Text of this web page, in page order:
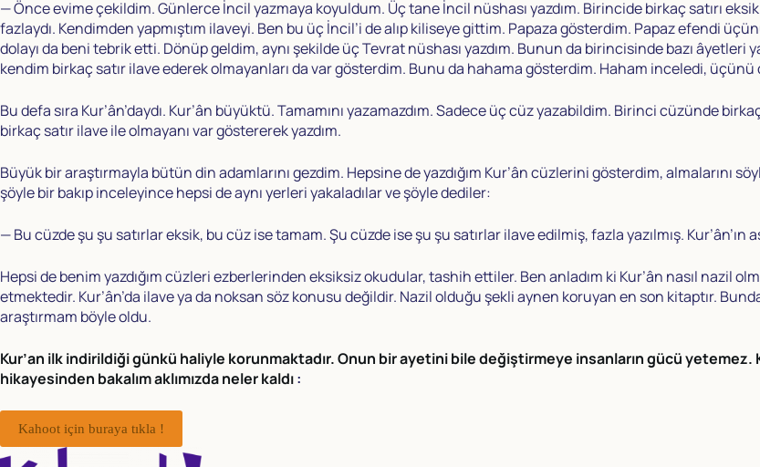
— Önce evime çekildim. Günlerce İncil yazmaya koyuldum. Üç tane İncil nüshası yazdım. Birincide birkaç satırı
fazlaydı. Kendimden yapmıştım ilaveyi. Ben bu üç İncil’i de alıp kiliseye gittim. Papaza gösterdim. Papaz efendi
dolayı da beni tebrik etti. Dönüp geldim, aynı şekilde üç Tevrat nüshası yazdım. Bunun da birincisinde bazı âyetleri
kendim birkaç satır ilave ederek olmayanları da var gösterdim. Bunu da hahama gösterdim. Haham inceledi, üçünü
Bu defa sıra Kur’ân’daydı. Kur’ân büyüktü. Tamamını yazamazdım. Sadece üç cüz yazabildim. Birinci cüzünde
birkaç satır ilave ile olmayanı var göstererek yazdım.
Büyük bir araştırmayla bütün din adamlarını gezdim. Hepsine de yazdığım Kur’ân cüzlerini gösterdim, almalarını
şöyle bir bakıp inceleyince hepsi de aynı yerleri yakaladılar ve şöyle dediler:
— Bu cüzde şu şu satırlar eksik, bu cüz ise tamam. Şu cüzde ise şu şu satırlar ilave edilmiş, fazla yazılmış. Kur’ân’ın
Hepsi de benim yazdığım cüzleri ezberlerinden eksiksiz okudular, tashih ettiler. Ben anladım ki Kur’ân nasıl nazil
etmektedir. Kur’ân’da ilave ya da noksan söz konusu değildir. Nazil olduğu şekli aynen koruyan en son kitaptır.
araştırmam böyle oldu.
Kur’an ilk indirildiği günkü haliyle korunmaktadır. Onun bir ayetini bile değiştirmeye insanların gücü yetemez.
hikayesinden bakalım aklımızda neler kaldı:
Kahoot için buraya tıkla !